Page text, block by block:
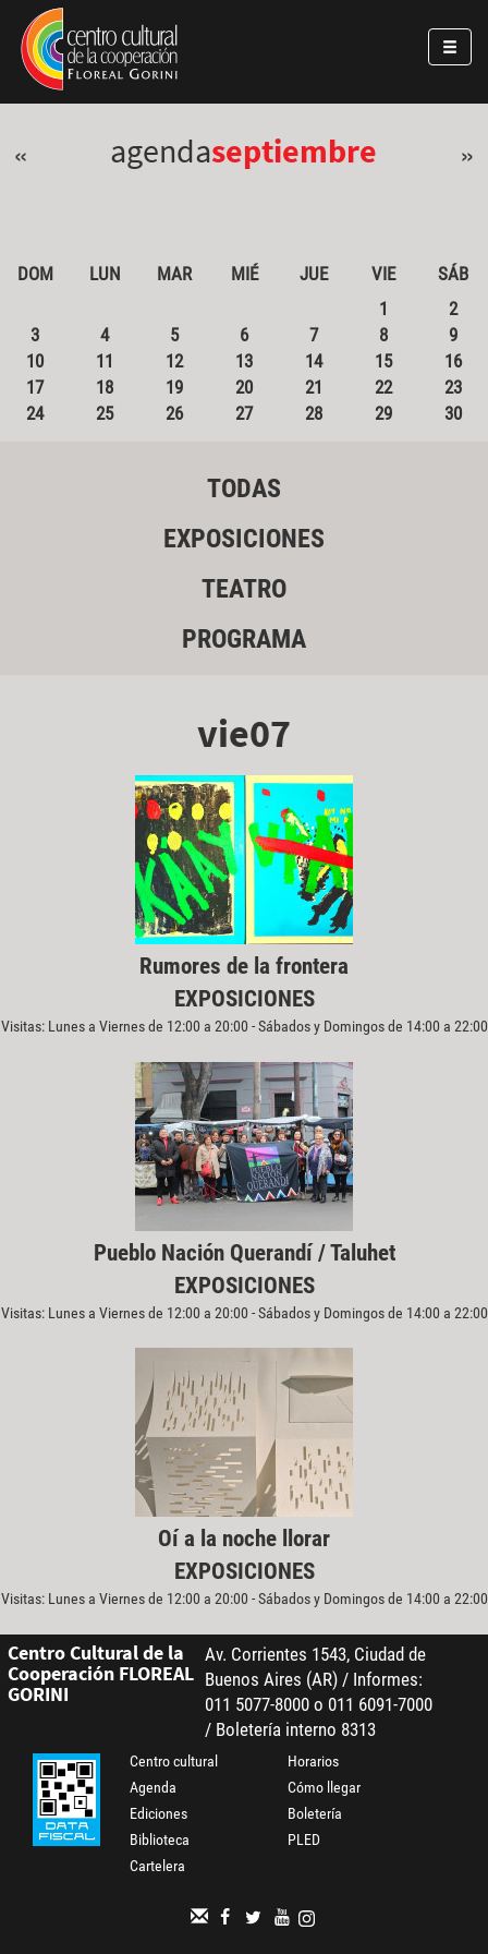
Pasar al contenido principal
Jump to main content
« agendaseptiembre »
DOM LUN MAR MIÉ JUE VIE
SÁB
1
2
3
4 5 6 7 8
9
10
11 12 13 14 15
16
17
18 19 20 21 22
23
24
25 26 27 28 29 30
TODAS
EXPOSICIONES
TEATRO
PROGRAMA
vie07
Rumores de la frontera
EXPOSICIONES
Visitas: Lunes a Viernes de 12:00 a 20:00 - Sábados y Domingos de 14:00 a 22:00
Pueblo Nación Querandí / Taluhet
EXPOSICIONES
Visitas: Lunes a Viernes de 12:00 a 20:00 - Sábados y Domingos de 14:00 a 22:00
Oí a la noche llorar
EXPOSICIONES
Visitas: Lunes a Viernes de 12:00 a 20:00 - Sábados y Domingos de 14:00 a 22:00
Centro Cultural de la
Cooperación FLOREAL
GORINI
Av. Corrientes 1543, Ciudad de
Buenos Aires (AR) / Informes:
011 5077-8000 o 011 6091-7000
/ Boletería interno 8313
Centro cultural
Agenda
Ediciones
Biblioteca
Cartelera
Horarios
Cómo llegar
Boletería
PLED